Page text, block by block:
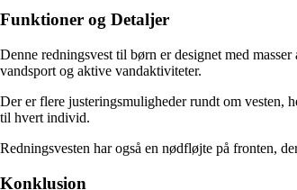
Funktioner og Detaljer
Denne redningsvest til børn er designet med
vandsport og aktive vandaktiviteter.
Der er flere justeringsmuligheder rundt om vesten,
til hvert individ.
Redningsvesten har også en nødfløjte på fronten,
Konklusion